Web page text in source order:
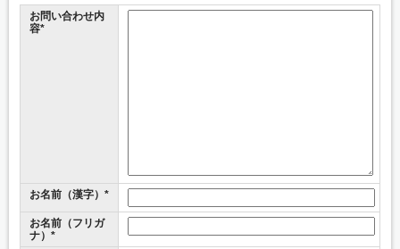
お問い合わせ内
容*
お名前（漢字）*
お名前（フリガ
ナ）*